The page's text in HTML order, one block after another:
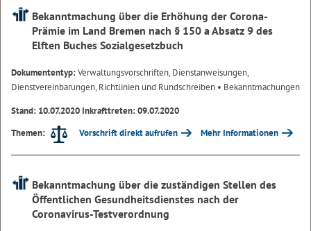
Bekanntmachung über die Erhöhung der Corona-
Prämie im Land Bremen nach § 150 a Absatz 9 des
Elften Buches Sozialgesetzbuch
Dokumententyp:Verwaltungsvorschriften, Dienstanweisungen,
Dienstvereinbarungen, Richtlinien und Rundschreiben • Bekanntmachungen
Stand: 10.07.2020 Inkrafttreten: 09.07.2020
Themen:
Vorschrift direkt aufrufen Mehr Informationen
Bekanntmachung über die zuständigen Stellen des
Öffentlichen Gesundheitsdienstes nach der
Coronavirus-Testverordnung